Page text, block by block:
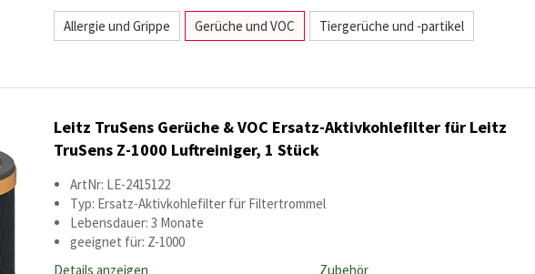
Allergie und Grippe Gerüche und VOC Tiergerüche und -partikel
Leitz TruSens Gerüche & VOC Ersatz-Aktivkohlefilter für Leitz
TruSens Z-1000 Luftreiniger, 1 Stück
ArtNr: LE-2415122
Typ: Ersatz-Aktivkohlefilter für Filtertrommel
Lebensdauer: 3 Monate
geeignet für: Z-1000
Details anzeigen
Zubehör